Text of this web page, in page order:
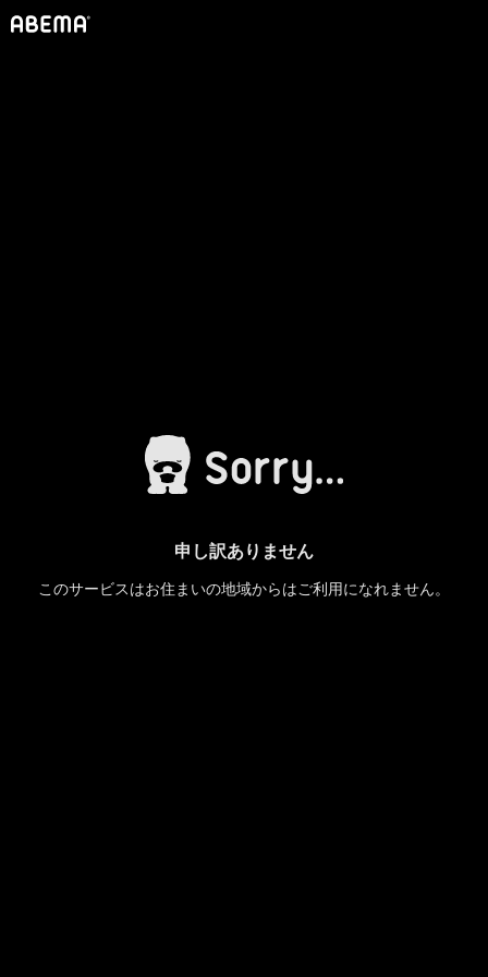
申し訳ありません
このサービスはお住まいの地域からはご利用になれません。